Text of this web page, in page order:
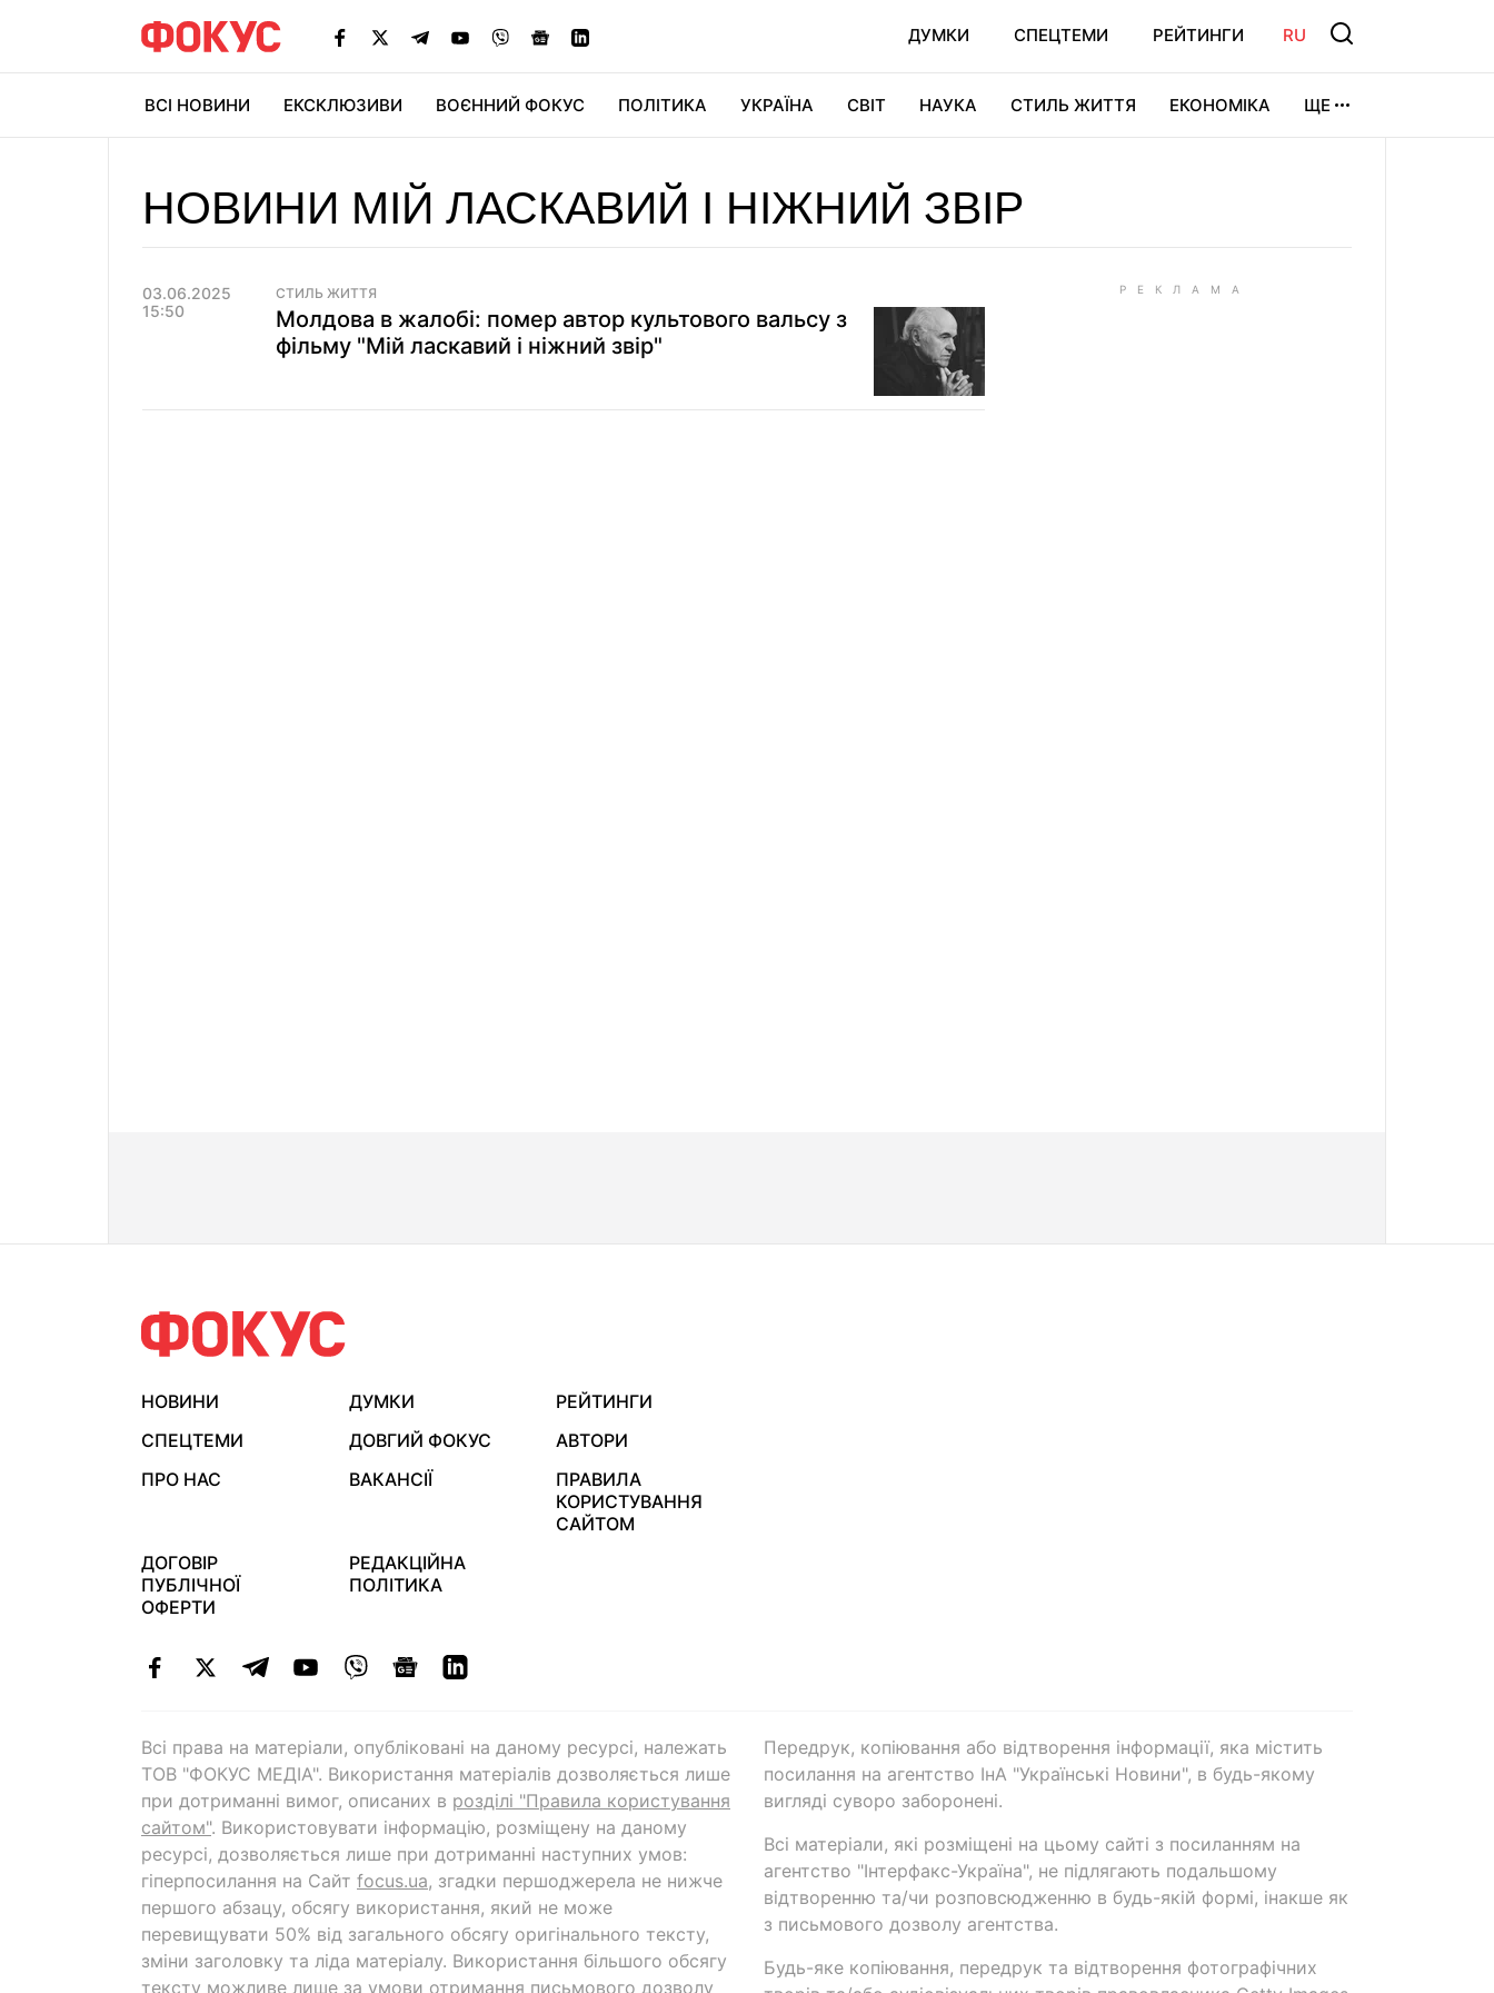
ДУМКИ СПЕЦТЕМИ РЕЙТИНГИ RU
ВСІ НОВИНИ ЕКСКЛЮЗИВИ ВОЄННИЙ ФОКУС ПОЛІТИКА УКРАЇНА СВІТ НАУКА СТИЛЬ ЖИТТЯ ЕКОНОМІКА ЩЕ
НОВИНИ МІЙ ЛАСКАВИЙ І НІЖНИЙ ЗВІР
03.06.2025
15:50
СТИЛЬ ЖИТТЯ
Молдова в жалобі: помер автор культового вальсу з
фільму "Мій ласкавий і ніжний звір"
НОВИНИ ДУМКИ
РЕЙТИНГИ
СПЕЦТЕМИ
ДОВГИЙ ФОКУС
АВТОРИ
ПРО НАС
ВАКАНСІЇ
ПРАВИЛА
КОРИСТУВАННЯ
САЙТОМ
ДОГОВІР
ПУБЛІЧНОЇ
ОФЕРТИ
РЕДАКЦІЙНА
ПОЛІТИКА
Всі права на матеріали, опубліковані на даному ресурсі, належать
ТОВ "ФОКУС МЕДІА". Використання матеріалів дозволяється лише
при дотриманні вимог, описаних в розділі "Правила користування
сайтом". Використовувати інформацію, розміщену на даному
ресурсі, дозволяється лише при дотриманні наступних умов:
гіперпосилання на Cайт focus.ua, згадки першоджерела не нижче
першого абзацу, обсягу використання, який не може
перевищувати 50% від загального обсягу оригінального тексту,
зміни заголовку та ліда матеріалу. Використання більшого обсягу
тексту можливе лише за умови отримання письмового дозволу
Передрук, копіювання або відтворення інформації, яка містить
посилання на агентство ІнА "Українські Новини", в будь-якому
вигляді суворо заборонені.
Всі матеріали, які розміщені на цьому сайті з посиланням на
агентство "Інтерфакс-Україна", не підлягають подальшому
відтворенню та/чи розповсюдженню в будь-якій формі, інакше як
з письмового дозволу агентства.
Будь-яке копіювання, передрук та відтворення фотографічних